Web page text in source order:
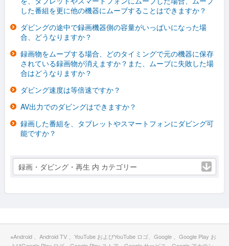
した番組を更に他の機器にムーブすることはできますか？
ダビングの途中で録画機器側の容量がいっぱいになった場
合、どうなりますか？
録画物をムーブする場合、どのタイミングで元の機器に保存
されている録画物が消えますか？また、ムーブに失敗した場
合はどうなりますか？
ダビング速度は等倍速ですか？
AV出力でのダビングはできますか？
録画した番組を、タブレットやスマートフォンにダビング可
能ですか？
録画・ダビング・再生 内 カテゴリー
※Android 、Android TV 、YouTube およびYouTube ロゴ、Google 、Google Play お